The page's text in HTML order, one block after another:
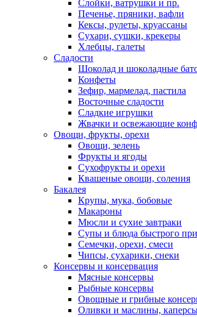
Слойки, ватрушки и пр.
Печенье, пряники, вафли
Кексы, рулеты, круассаны
Сухари, сушки, крекеры
Хлебцы, галеты
Сладости
Шоколад и шоколадные
Конфеты
Зефир, мармелад, пастила
Восточные сладости
Сладкие игрушки
Жвачки и освежающие
Овощи, фрукты, орехи
Овощи, зелень
Фрукты и ягоды
Сухофрукты и орехи
Квашеные овощи, соления
Бакалея
Крупы, мука, бобовые
Макароны
Мюсли и сухие завтраки
Супы и блюда быстрого
Семечки, орехи, смеси
Чипсы, сухарики, снеки
Консервы и консервация
Мясные консервы
Рыбные консервы
Овощные и грибные
Оливки и маслины,